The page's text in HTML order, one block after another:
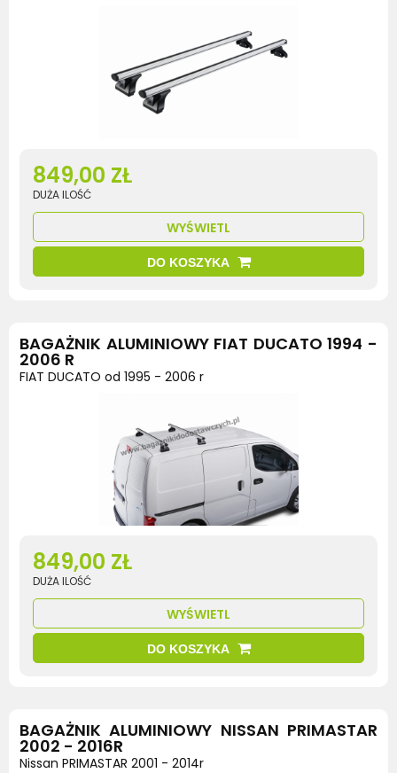
849,00 ZŁ
DUŻA ILOŚĆ
WYŚWIETL
DO KOSZYKA
BAGAŻNIK ALUMINIOWY FIAT DUCATO 1994 -
2006 R
FIAT DUCATO od 1995 - 2006 r
849,00 ZŁ
DUŻA ILOŚĆ
WYŚWIETL
DO KOSZYKA
BAGAŻNIK ALUMINIOWY NISSAN PRIMASTAR
2002 - 2016R
Nissan PRIMASTAR 2001 - 2014r